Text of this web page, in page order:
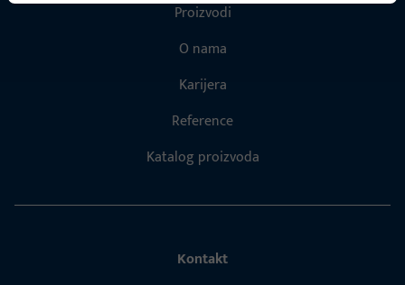
Proizvodi
O nama
Karijera
Reference
Katalog proizvoda
Kontakt